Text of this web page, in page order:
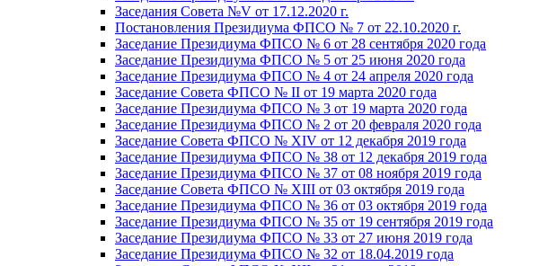
Заседания Совета №V от 17.12.2020 г.
Постановления Президиума ФПСО № 7 от 22.10.2020 г.
Заседание Президиума ФПСО № 6 от 28 сентября 2020 года
Заседание Президиума ФПСО № 5 от 25 июня 2020 года
Заседание Президиума ФПСО № 4 от 24 апреля 2020 года
Заседание Совета ФПСО № II от 19 марта 2020 года
Заседание Президиума ФПСО № 3 от 19 марта 2020 года
Заседание Президиума ФПСО № 2 от 20 февраля 2020 года
Заседание Совета ФПСО № XIV от 12 декабря 2019 года
Заседание Президиума ФПСО № 38 от 12 декабря 2019 года
Заседание Президиума ФПСО № 37 от 08 ноября 2019 года
Заседание Совета ФПСО № XIII от 03 октября 2019 года
Заседание Президиума ФПСО № 36 от 03 октября 2019 года
Заседание Президиума ФПСО № 35 от 19 сентября 2019 года
Заседание Президиума ФПСО № 33 от 27 июня 2019 года
Заседание Президиума ФПСО № 32 от 18.04.2019 года